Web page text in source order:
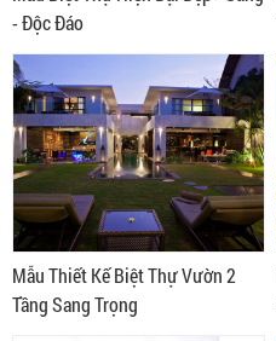
- Độc Đáo
Mẫu Thiết Kế Biệt Thự Vườn 2
Tầng Sang Trọng